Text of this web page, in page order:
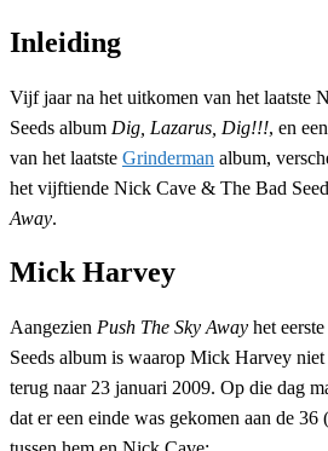
Inleiding
Vijf jaar na het uitkomen van het laatste
Seeds album Dig, Lazarus, Dig!!!, en
van het laatste Grinderman album,
het vijftiende Nick Cave & The Bad
Away.
Mick Harvey
Aangezien Push The Sky Away het
Seeds album is waarop Mick Harvey niet
terug naar 23 januari 2009. Op die dag
dat er een einde was gekomen aan de